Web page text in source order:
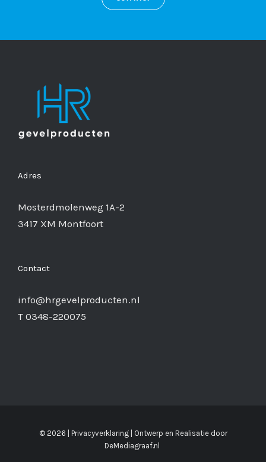
Adres
Mosterdmolenweg 1A-2
3417 XM Montfoort
Contact
info@hrgevelproducten.nl
T 0348-220075
© 2026 | Privacyverklaring| Ontwerp en Realisatie door
DeMediagraaf.nl